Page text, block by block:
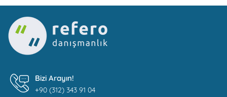
Bizi Arayın!
+90 (312) 343 91 04